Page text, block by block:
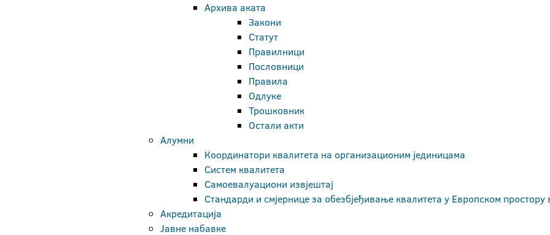
Архива аката
Закони
Статут
Правилници
Пословници
Правила
Одлуке
Трошковник
Остали акти
Алумни
Координатори квалитета на организационим јединицама
Систем квалитета
Самоевалуациони извјештај
Стандарди и смјернице за обезбјеђивање квалитета у Европском
Акредитација
Јавне набавке